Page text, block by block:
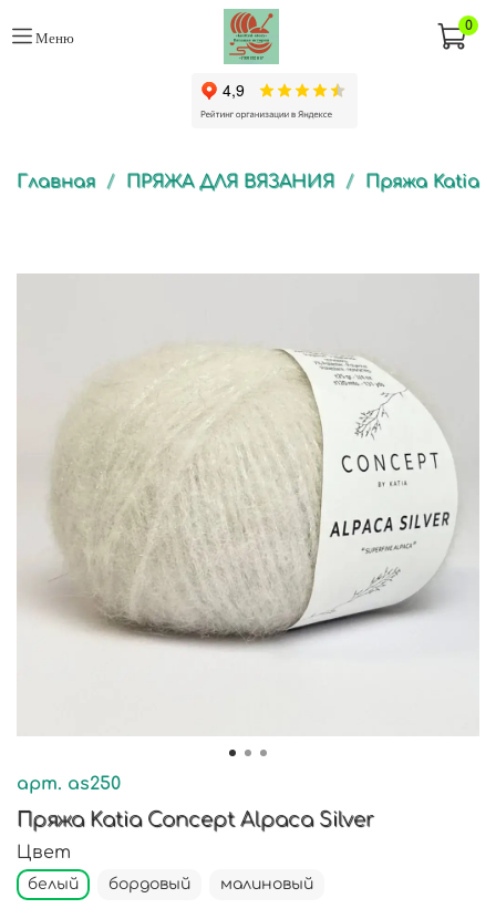
Меню
0
Главная ПРЯЖА ДЛЯ ВЯЗАНИЯ Пряжа Katia
арт. as250
Пряжа Katia Concept Alpaca Silver
Цвет
белый бордовый малиновый